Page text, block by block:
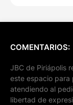
COMENTARIOS:
JBC de Piriápolis
este espacio para
atendiendo al
libertad de